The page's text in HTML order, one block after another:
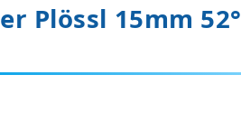
Plössl 15mm 52°